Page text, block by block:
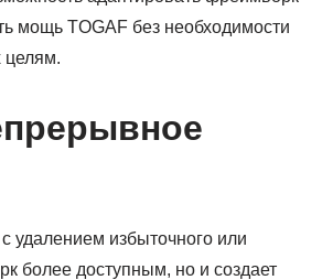
мощь TOGAF без необходимости
целям.
удалением избыточного или
более доступным, но и создает